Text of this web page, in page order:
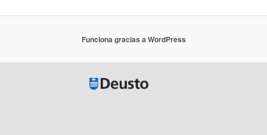
Funciona gracias a WordPress